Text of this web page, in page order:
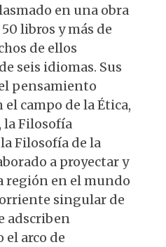
en una obra
libros y más de
de ellos
seis idiomas. Sus
pensamiento
campo de la Ética,
la Filosofía
Filosofía de la
a proyectar y
región en el mundo
singular de
adscriben
el arco de